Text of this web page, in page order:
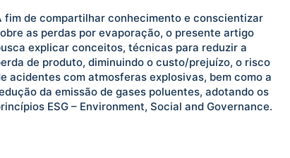
fim de compartilhar conhecimento e conscientizar
as perdas por evaporação, o presente artigo
explicar conceitos, técnicas para reduzir a
de produto, diminuindo o custo/prejuízo, o risco
acidentes com atmosferas explosivas, bem como a
da emissão de gases poluentes, adotando os
ESG – Environment, Social and Governance.